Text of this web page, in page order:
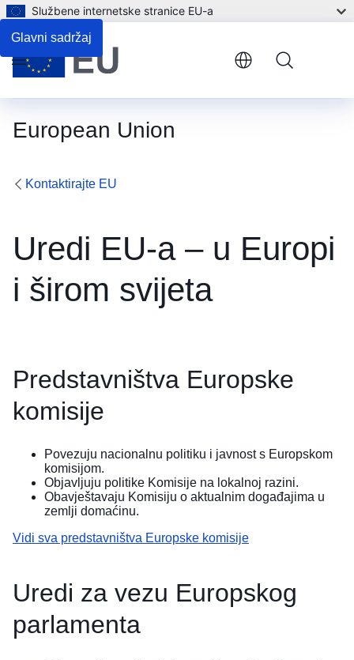
Glavni sadržaj
Službene internetske stranice EU-a
European Union
Menu
Kontaktirajte EU
Uredi EU-a – u Europi
i širom svijeta
Predstavništva Europske
komisije
Povezuju nacionalnu politiku i javnost s Europskom
komisijom.
Objavljuju politike Komisije na lokalnoj razini.
Obavještavaju Komisiju o aktualnim događajima u
zemlji domaćinu.
Vidi sva predstavništva Europske komisije
Uredi za vezu Europskog
parlamenta